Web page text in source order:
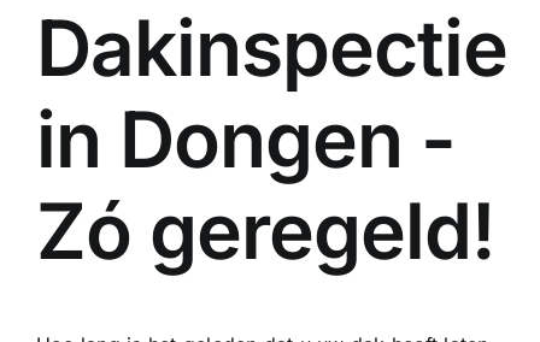
Dakinspectie
in Dongen -
Zó geregeld!